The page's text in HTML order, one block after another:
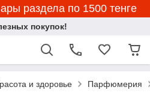
раздела по 1500 тенге
покупок!
и здоровье Парфюмерия